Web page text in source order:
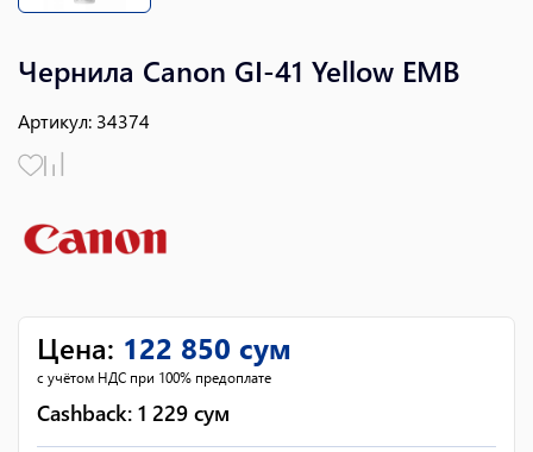
Чернила Canon GI-41 Yellow EMB
Артикул: 34374
Цена: 122 850 сум
с учётом НДС при 100% предоплате
Cashback: 1 229 сум